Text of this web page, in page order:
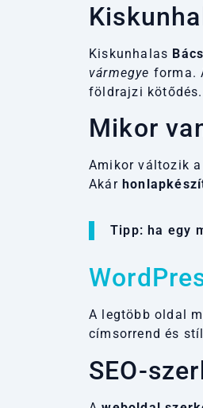
Kiskunhalas
vármegye forma.
földrajzi kötődés.
Mikor
Amikor változik
Akár
Tipp: ha egy
A legtöbb oldal
címsorrend és
SEO-